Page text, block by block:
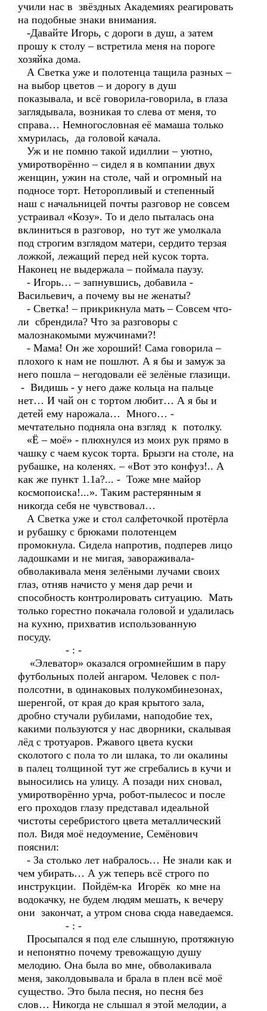
учили нас в звёздных Академиях реагировать
на подобные знаки внимания.
-Давайте Игорь, с дороги в душ, а затем
прошу к столу – встретила меня на пороге
хозяйка дома.
А Светка уже и полотенца тащила разных –
на выбор цветов – и дорогу в душ
показывала, и всё говорила-говорила, в глаза
заглядывала, возникая то слева от меня, то
справа… Немногословная её мамаша только
хмурилась, да головой качала.
Уж и не помню такой идиллии – уютно,
умиротворённо – сидел я в компании двух
женщин, ужин на столе, чай и огромный на
подносе торт. Неторопливый и степенный
наш с начальницей почты разговор не совсем
устраивал «Козу». То и дело пыталась она
вклиниться в разговор, но тут же умолкала
под строгим взглядом матери, сердито терзая
ложкой, лежащий перед ней кусок торта.
Наконец не выдержала – поймала паузу.
- Игорь… – запнувшись, добавила -
Васильевич, а почему вы не женаты?
- Светка! – прикрикнула мать – Совсем что-
ли сбрендила? Что за разговоры с
малознакомыми мужчинами?!
- Мама! Он же хороший! Сама говорила –
плохого к нам не пошлют. А я бы и замуж за
него пошла – негодовали её зелёные глазищи.
- Видишь - у него даже кольца на пальце
нет… И чай он с тортом любит… А я бы и
детей ему нарожала… Много… -
мечтательно подняла она взгляд к потолку.
«Ё – моё» - плюхнулся из моих рук прямо в
чашку с чаем кусок торта. Брызги на столе, на
рубашке, на коленях. – «Вот это конфуз!.. А
как же пункт 1.1а?... - Тоже мне майор
космопоиска!...». Таким растерянным я
никогда себя не чувствовал…
А Светка уже и стол салфеточкой протёрла
и рубашку с брюками полотенцем
промокнула. Сидела напротив, подперев лицо
ладошками и не мигая, завораживала-
обволакивала меня зелёными лучами своих
глаз, отняв начисто у меня дар речи и
способность контролировать ситуацию. Мать
только горестно покачала головой и удалилась
на кухню, прихватив использованную
посуду.
- : -
«Элеватор» оказался огромнейшим в пару
футбольных полей ангаром. Человек с пол-
полсотни, в одинаковых полукомбинезонах,
шеренгой, от края до края крытого зала,
дробно стучали рубилами, наподобие тех,
какими пользуются у нас дворники, скалывая
лёд с тротуаров. Ржавого цвета куски
сколотого с пола то ли шлака, то ли окалины
в палец толщиной тут же сгребались в кучи и
выносились на улицу. А позади них сновал,
умиротворённо урча, робот-пылесос и после
его проходов глазу представал идеальной
чистоты серебристого цвета металлический
пол. Видя моё недоумение, Семёнович
пояснил:
- За столько лет набралось… Не знали как и
чем убирать… А уж теперь всё строго по
инструкции. Пойдём-ка Игорёк ко мне на
водокачку, не будем людям мешать, к вечеру
они закончат, а утром снова сюда наведаемся.
- : -
Просыпался я под еле слышную, протяжную
и непонятно почему тревожащую душу
мелодию. Она была во мне, обволакивала
меня, заколдовывала и брала в плен всё моё
существо. Это была песня, но песня без
слов… Никогда не слышал я этой мелодии, а